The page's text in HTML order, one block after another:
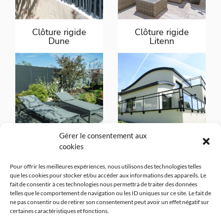
Gérer le consentement aux
cookies
Pour offrir les meilleures expériences, nous utilisons des technologies telles
que les cookies pour stocker et/ou accéder aux informations des appareils. Le
fait de consentir à ces technologies nous permettra de traiter des données
telles que le comportement de navigation ou les ID uniques sur ce site. Le fait de
ne pas consentir ou de retirer son consentement peut avoir un effet négatif sur
certaines caractéristiques et fonctions.
Clôture rigide
Dune
Clôture rigide
Litenn
Clôture rigide
Tellen-Karantan